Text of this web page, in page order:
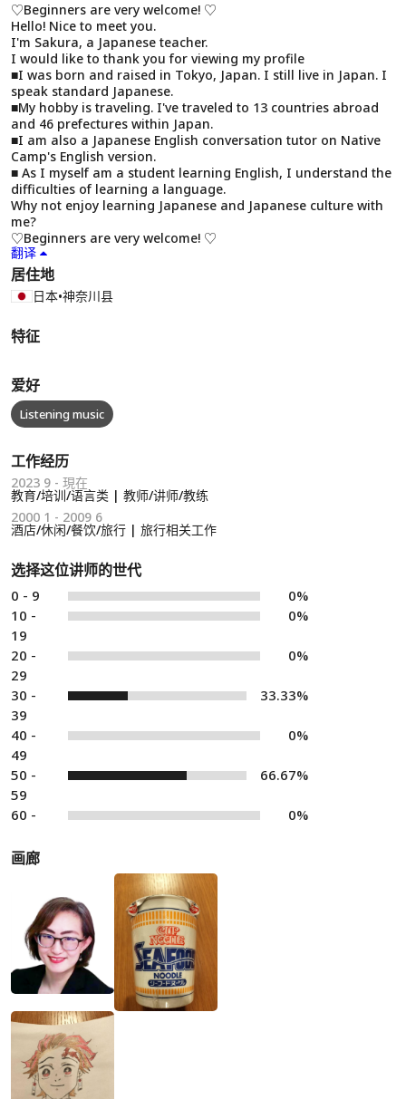
♡Beginners are very welcome! ♡
Hello! Nice to meet you.
I'm Sakura, a Japanese teacher.
I would like to thank you for viewing my profile
■I was born and raised in Tokyo, Japan. I still live in Japan. I
speak standard Japanese.
■My hobby is traveling. I've traveled to 13 countries abroad
and 46 prefectures within Japan.
■I am also a Japanese English conversation tutor on Native
Camp's English version.
■ As I myself am a student learning English, I understand the
difficulties of learning a language.
Why not enjoy learning Japanese and Japanese culture with
me?
♡Beginners are very welcome! ♡
翻译
居住地
日本•神奈川县
特征
爱好
Listening music
工作经历
2023 9 - 現在
教育/培训/语言类 | 教师/讲师/教练
2000 1 - 2009 6
酒店/休闲/餐饮/旅行 | 旅行相关工作
选择这位讲师的世代
0 - 9
0%
10 -
19
0%
20 -
29
0%
30 -
39
33.33%
40 -
49
0%
50 -
59
66.67%
60 - 0%
画廊